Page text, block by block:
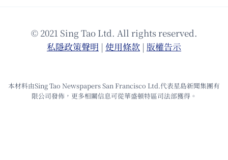
© 2021 Sing Tao Ltd. All rights reserved.
私隱政策聲明 | 使⽤條款 | 版權告⽰
本材料由Sing Tao Newspapers San Francisco Ltd.代表星島新聞集團有
限公司發佈，更多相關信息可從華盛頓特區司法部獲得。